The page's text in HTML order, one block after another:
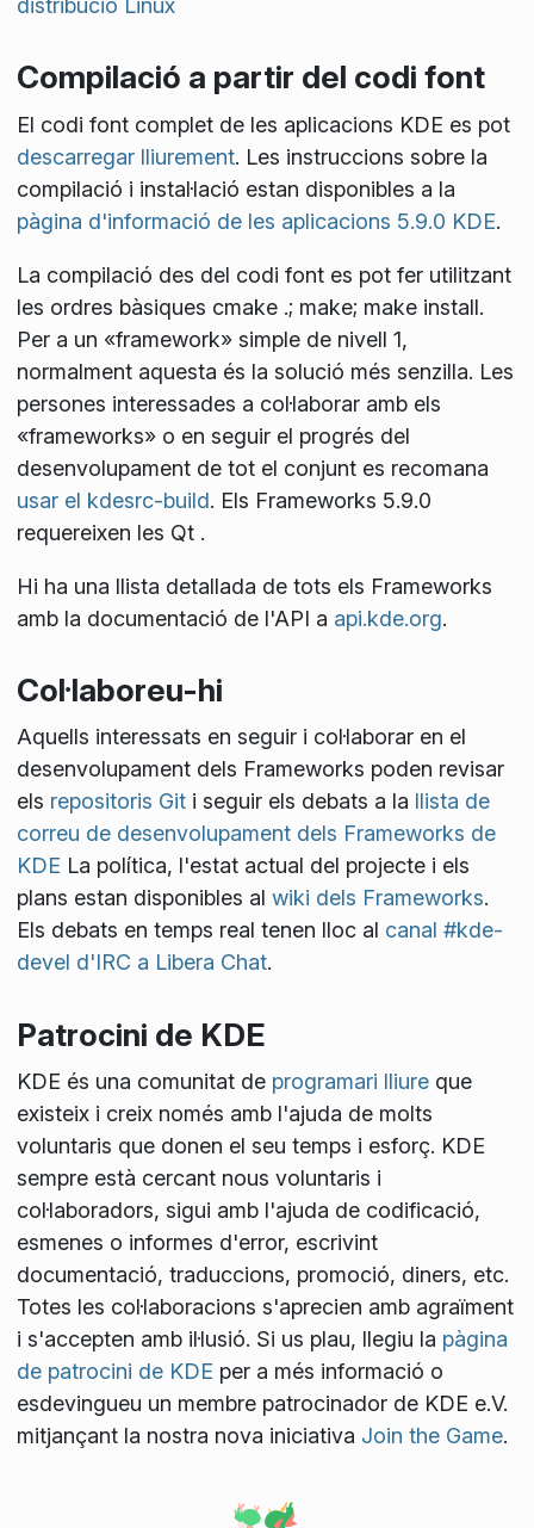
distribució Linux
Compilació a partir del codi font
El codi font complet de les aplicacions KDE es pot
descarregar lliurement. Les instruccions sobre la
compilació i instal·lació estan disponibles a la
pàgina d'informació de les aplicacions 5.9.0 KDE.
La compilació des del codi font es pot fer utilitzant
les ordres bàsiques cmake .; make; make install.
Per a un «framework» simple de nivell 1,
normalment aquesta és la solució més senzilla. Les
persones interessades a col·laborar amb els
«frameworks» o en seguir el progrés del
desenvolupament de tot el conjunt es recomana
usar el kdesrc-build. Els Frameworks 5.9.0
requereixen les Qt .
Hi ha una llista detallada de tots els Frameworks
amb la documentació de l'API a api.kde.org.
Col·laboreu-hi
Aquells interessats en seguir i col·laborar en el
desenvolupament dels Frameworks poden revisar
els repositoris Giti seguir els debats a la llista de
correu de desenvolupament dels Frameworks de
KDE La política, l'estat actual del projecte i els
plans estan disponibles al wiki dels Frameworks.
Els debats en temps real tenen lloc al canal #kde-
devel d'IRC a Libera Chat.
Patrocini de KDE
KDE és una comunitat de programari lliureque
existeix i creix només amb l'ajuda de molts
voluntaris que donen el seu temps i esforç. KDE
sempre està cercant nous voluntaris i
col·laboradors, sigui amb l'ajuda de codificació,
esmenes o informes d'error, escrivint
documentació, traduccions, promoció, diners, etc.
Totes les col·laboracions s'aprecien amb agraïment
i s'accepten amb il·lusió. Si us plau, llegiu la pàgina
de patrocini de KDE per a més informació o
esdevingueu un membre patrocinador de KDE e.V.
mitjançant la nostra nova iniciativa Join the Game.